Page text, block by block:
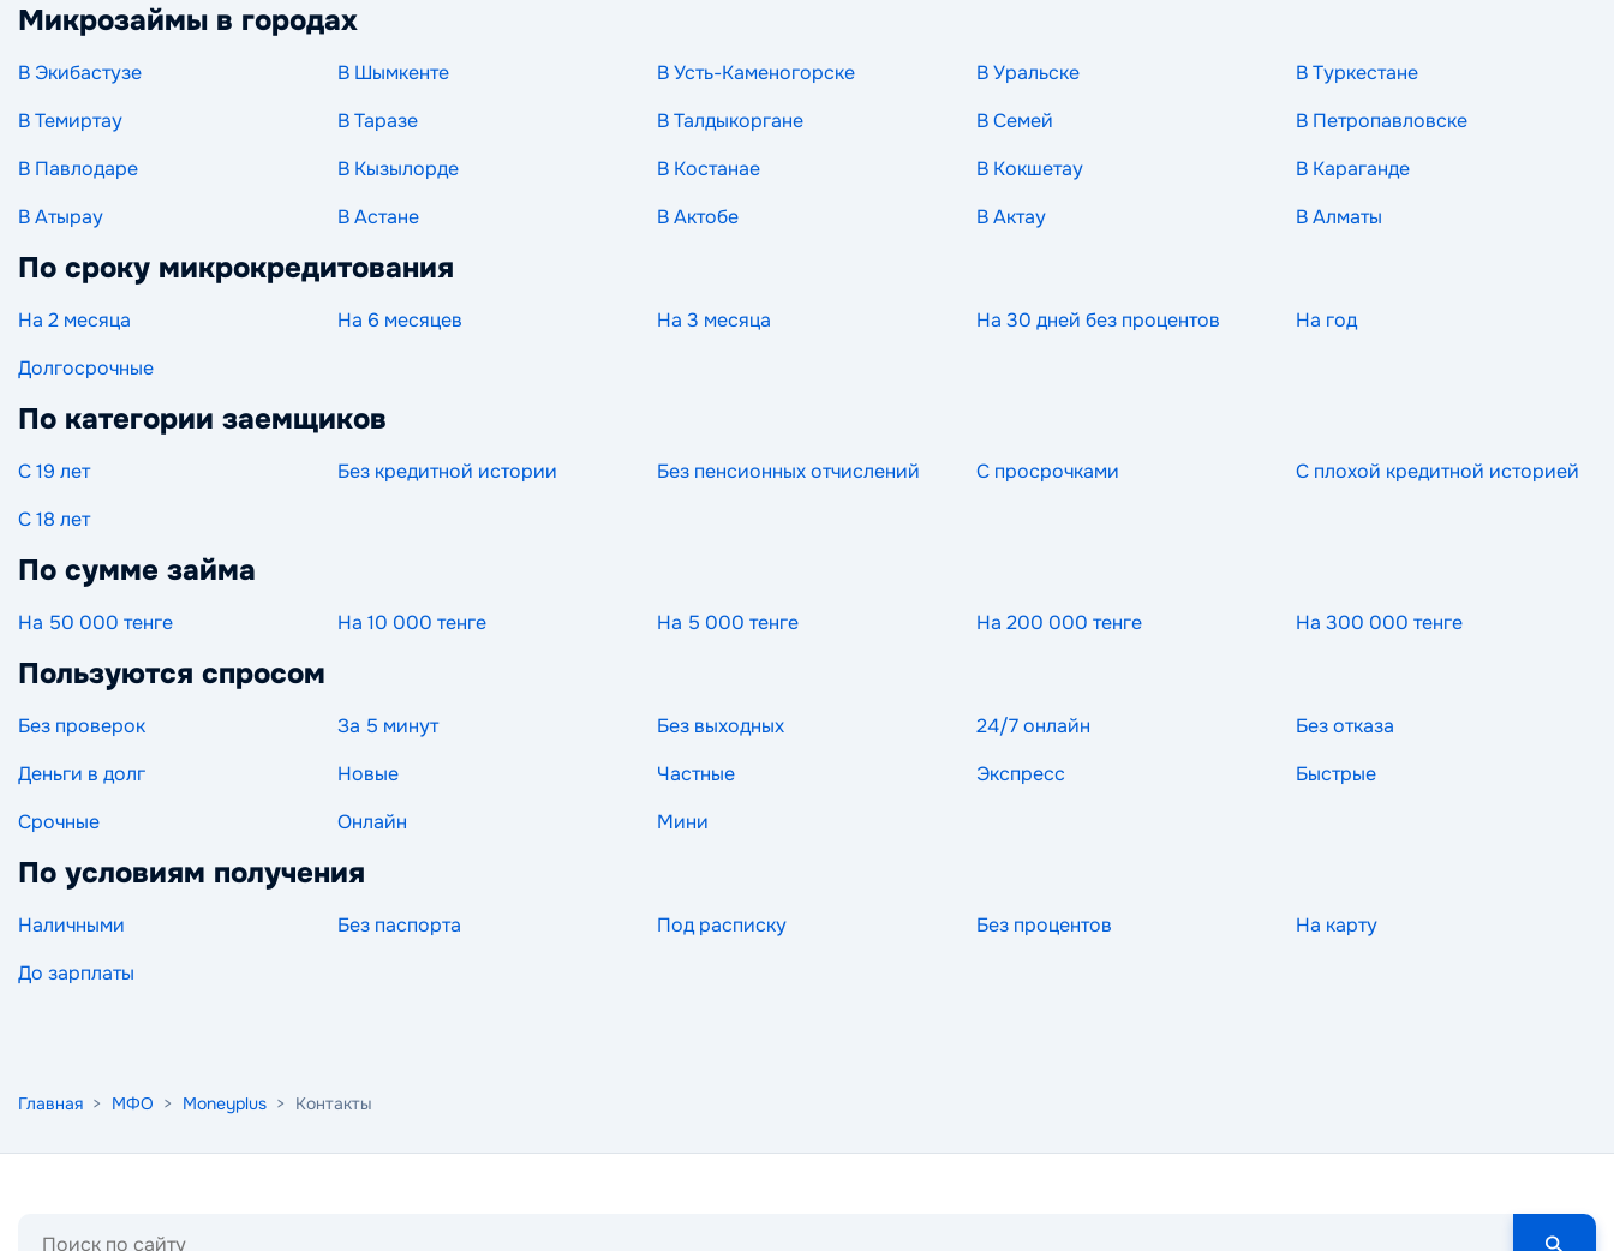
Микрозаймы в городах
В Экибастузе В Шымкенте В Усть-Каменогорске В Уральске
В Туркестане
В Темиртау
В Таразе В Талдыкоргане В Семей
В Петропавловске
В Павлодаре
В Кызылорде В Костанае В Кокшетау
В Караганде
В Атырау
В Астане В Актобе В Актау В Алматы
По сроку микрокредитования
На 2 месяца На 6 месяцев На 3 месяца На 30 дней без процентов
На год
Долгосрочные
По категории заемщиков
С 19 лет Без кредитной истории Без пенсионных отчислений С просрочками
С плохой кредитной историей
С 18 лет
По сумме займа
На 50 000 тенге На 10 000 тенге На 5 000 тенге На 200 000 тенге На 300 000 тенге
Пользуются спросом
Без проверок За 5 минут Без выходных 24/7 онлайн
Без отказа
Деньги в долг
Новые Частные Экспресс
Быстрые
Срочные
Онлайн Мини
По условиям получения
Наличными Без паспорта Под расписку Без процентов
На карту
До зарплаты
Главная > МФО > Moneyplus > Контакты